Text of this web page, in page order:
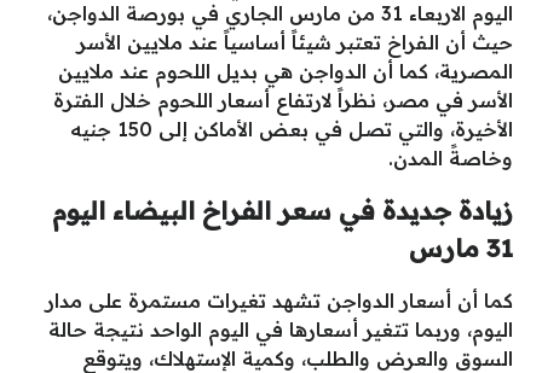
اليوم الاربعاء 31 من مارس الجاري في بورصة الدواجن،
حيث أن الفراخ تعتبر شيئاً أساسياً عند ملايين الأسر
المصرية، كما أن الدواجن هي بديل اللحوم عند ملايين
الأسر في مصر، نظراً لارتفاع أسعار اللحوم خلال الفترة
الأخيرة، والتي تصل في بعض الأماكن إلى 150 جنيه
وخاصةً المدن.
زيادة جديدة في سعر الفراخ البيضاء اليوم
31 مارس
كما أن أسعار الدواجن تشهد تغيرات مستمرة على مدار
اليوم، وربما تتغير أسعارها في اليوم الواحد نتيجة حالة
السوق والعرض والطلب، وكمية الإستهلاك، ويتوقع